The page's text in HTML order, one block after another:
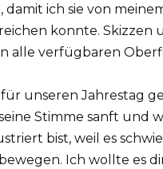
ich sie von
konnte. Skizzen
alle verfügbaren
unseren Jahrestag
Stimme sanft und
bist, weil es
Ich wollte es